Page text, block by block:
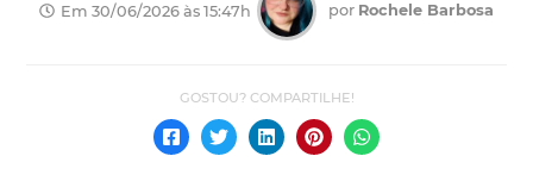
Em 30/06/2026 às 15:47h por Rochele Barbosa